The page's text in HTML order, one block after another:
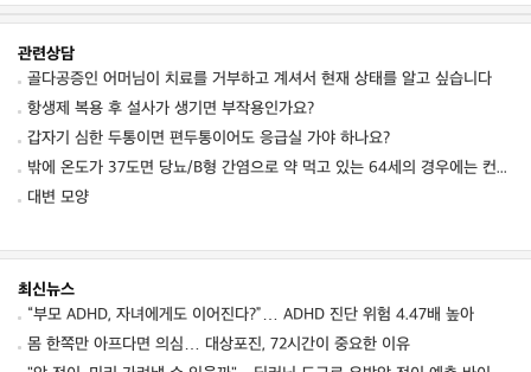
관련상담
골다공증인 어머님이 치료를 거부하고 계셔서 현재 상태를 알고 싶습니다
항생제 복용 후 설사가 생기면 부작용인가요?
갑자기 심한 두통이면 편두통이어도 응급실 가야 하나요?
밖에 온도가 37도면 당뇨/B형 간염으로 약 먹고 있는 64세의 경우에는 컨디션 저하를 동
대변 모양
최신뉴스
“부모 ADHD, 자녀에게도 이어진다?”… ADHD 진단 위험 4.47배 높아
몸 한쪽만 아프다면 의심… 대상포진, 72시간이 중요한 이유